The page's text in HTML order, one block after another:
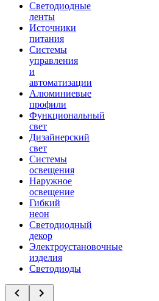
Светодиодные
ленты
Источники
питания
Системы
управления
и
автоматизации
Алюминиевые
профили
Функциональный
свет
Дизайнерский
свет
Системы
освещения
Наружное
освещение
Гибкий
неон
Светодиодный
декор
Электроустановочные
изделия
Светодиоды